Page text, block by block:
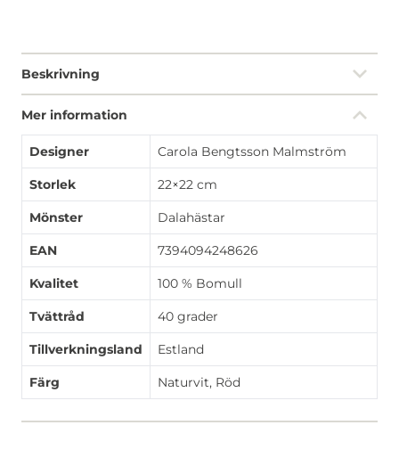
Beskrivning
Mer information
Designer Carola Bengtsson Malmström
Storlek 22×22 cm
Mönster Dalahästar
EAN 7394094248626
Kvalitet 100 % Bomull
Tvättråd 40 grader
Tillverkningsland Estland
Färg Naturvit, Röd